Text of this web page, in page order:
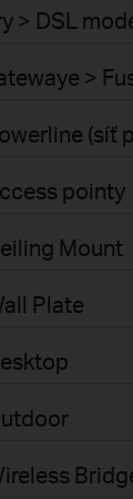
> DSL
>
(síť
pointy
Mount
Plate